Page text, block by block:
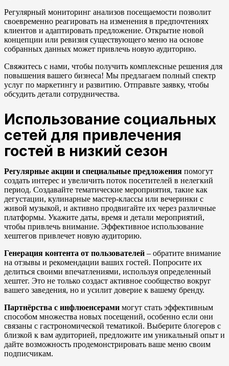
Регулярный мониторинг анализов посещаемости позволит
своевременно реагировать на изменения в предпочтениях
клиентов и адаптировать предложение. Открытие новой
концепции или ревизия существующего меню на основе
собранных данных может привлечь новую аудиторию.
Свяжитесь с нами, чтобы получить комплексные решения для
повышения вашего бизнеса! Мы предлагаем полный спектр
услуг по маркетингу и развитию. Отправьте заявку, чтобы
обсудить детали сотрудничества.
Использование социальных
сетей для привлечения
гостей в низкий сезон
Регулярные акции и специальные предложения помогут
создать интерес и увеличить поток посетителей в нелегкий
период. Создавайте тематические мероприятия, такие как
дегустации, кулинарные мастер-классы или вечеринки с
живой музыкой, и активно продвигайте их через различные
платформы. Укажите даты, время и детали мероприятий,
чтобы привлечь внимание. Эффективное использование
хештегов привлечет новую аудиторию.
Генерация контента от пользователей – обратите внимание
на отзывы и рекомендации ваших гостей. Попросите их
делиться своими впечатлениями, используя определенный
хештег. Это не только создаст активное сообщество вокруг
вашего заведения, но и усилит доверие к вашему бренду.
Партнёрства с инфлюенсерами могут стать эффективным
способом множества новых посещений, особенно если они
связаны с гастрономической тематикой. Выберите блогеров с
близкой к вам аудиторией, предложите им уникальный опыт и
дайте возможность продемонстрировать ваше меню своим
подписчикам.